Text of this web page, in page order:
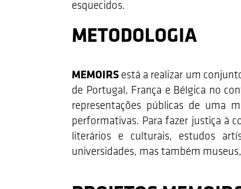
esquecidos.
METODOLOGIA
MEMOIRS está a realizar um
de Portugal, França e Bélgica no
representações públicas de uma
performativas. Para fazer justiça à
literários e culturais, estudos
universidades, mas também